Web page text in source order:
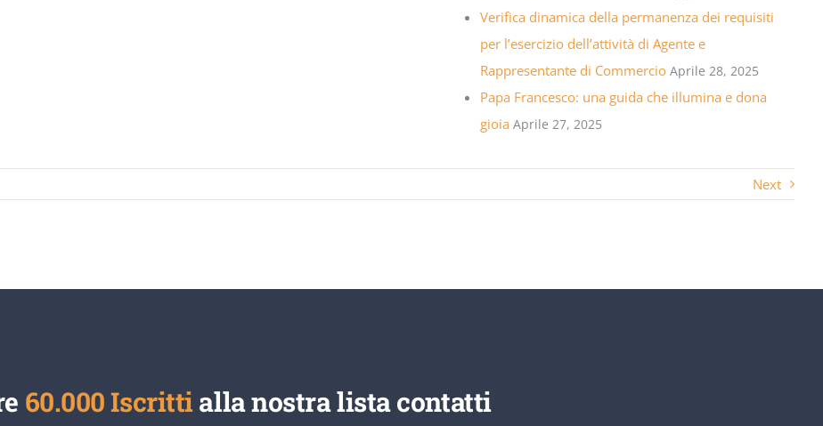
Verifica dinamica della permanenza dei requisiti
per l’esercizio dell’attività di Agente e
Rappresentante di Commercio Aprile 28, 2025
Papa Francesco: una guida che illumina e dona
gioia Aprile 27, 2025
Next
60.000 Iscrittialla nostra lista contatti